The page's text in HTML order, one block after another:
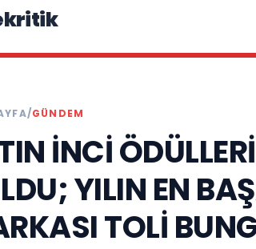
/GÜNDEM
İNCİ
YILIN EN
TOLİ